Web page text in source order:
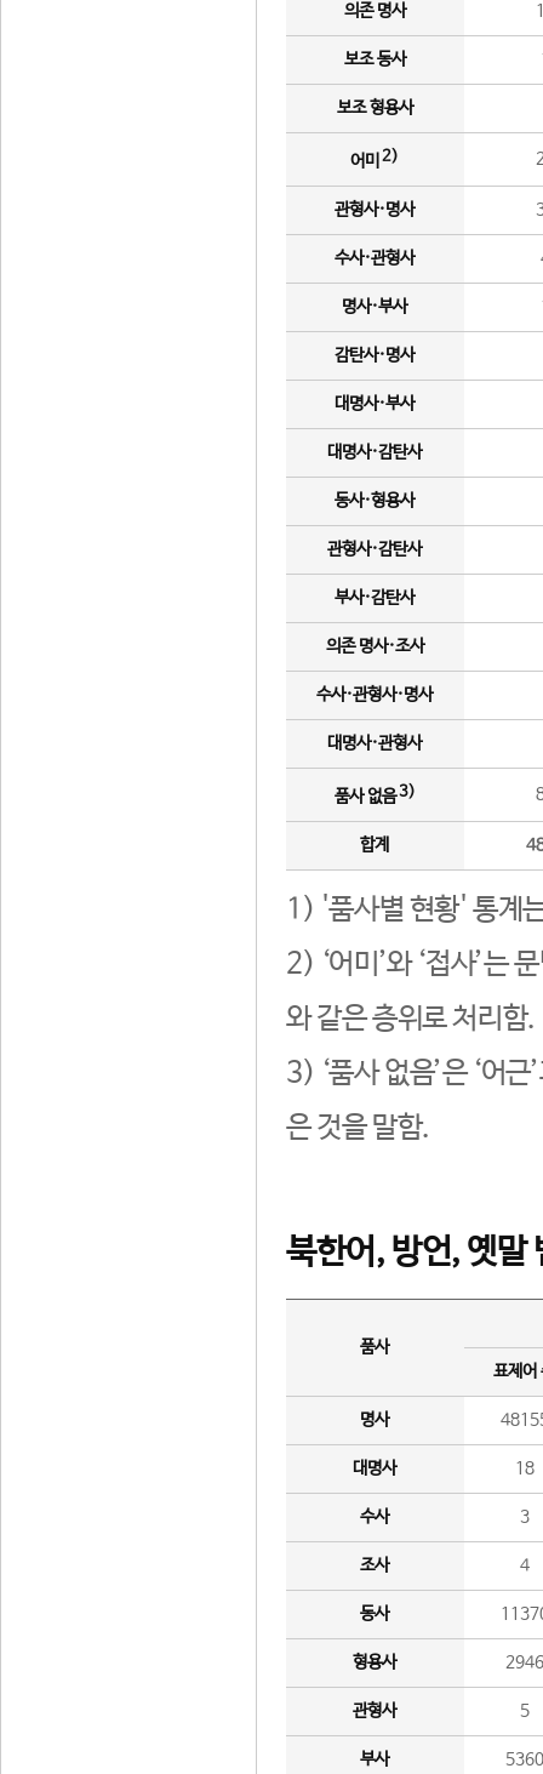
의존 명사
보조 동사
보조 형용사
어미 2)
관형사·명사
수사·관형사
명사·부사
감탄사·명사
대명사·부사
대명사·감탄사
동사·형용사
관형사·감탄사
부사·감탄사
의존 명사·조사
수사·관형사·명사
대명사·관형사
품사 없음3)
합계
1) '품사별 현황' 통계
2) ‘어미’와 ‘접사’는
와 같은 층위로 처리함.
3) ‘품사 없음’은 ‘어
은 것을 말함.
북한어, 방언, 옛말
품사
표제어
명사
대명사 18
수사 3
조사 4
동사
형용사 2946
관형사 5
부사 5360